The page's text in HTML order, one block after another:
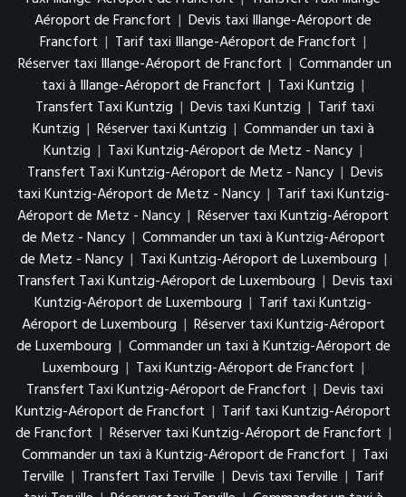
Aéroport de Francfort | Devis taxi Illange-Aéroport de
Francfort | Tarif taxi Illange-Aéroport de Francfort |
Réserver taxi Illange-Aéroport de Francfort | Commander un
taxi à Illange-Aéroport de Francfort | Taxi Kuntzig |
Transfert Taxi Kuntzig | Devis taxi Kuntzig | Tarif taxi
Kuntzig | Réserver taxi Kuntzig | Commander un taxi à
Kuntzig | Taxi Kuntzig-Aéroport de Metz - Nancy |
Transfert Taxi Kuntzig-Aéroport de Metz - Nancy | Devis
taxi Kuntzig-Aéroport de Metz - Nancy | Tarif taxi Kuntzig-
Aéroport de Metz - Nancy | Réserver taxi Kuntzig-Aéroport
de Metz - Nancy | Commander un taxi à Kuntzig-Aéroport
de Metz - Nancy | Taxi Kuntzig-Aéroport de Luxembourg |
Transfert Taxi Kuntzig-Aéroport de Luxembourg | Devis taxi
Kuntzig-Aéroport de Luxembourg | Tarif taxi Kuntzig-
Aéroport de Luxembourg | Réserver taxi Kuntzig-Aéroport
de Luxembourg | Commander un taxi à Kuntzig-Aéroport de
Luxembourg | Taxi Kuntzig-Aéroport de Francfort |
Transfert Taxi Kuntzig-Aéroport de Francfort | Devis taxi
Kuntzig-Aéroport de Francfort | Tarif taxi Kuntzig-Aéroport
de Francfort | Réserver taxi Kuntzig-Aéroport de Francfort |
Commander un taxi à Kuntzig-Aéroport de Francfort | Taxi
Terville | Transfert Taxi Terville | Devis taxi Terville | Tarif